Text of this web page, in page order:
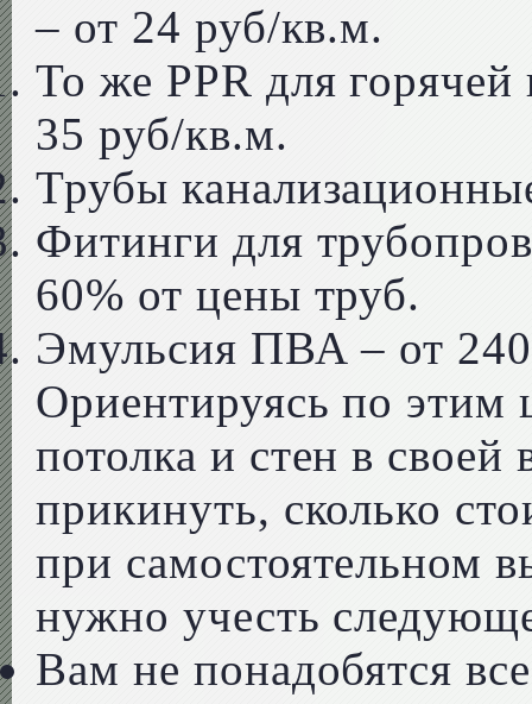
– от 24 руб/кв.м.
То же PPR для
35 руб/кв.м.
Трубы
Фитинги для
60% от цены труб.
Эмульсия ПВА – от
Ориентируясь по этим
потолка и стен в
прикинуть, сколько
при самостоятельном
нужно учесть
Вам не понадобятся